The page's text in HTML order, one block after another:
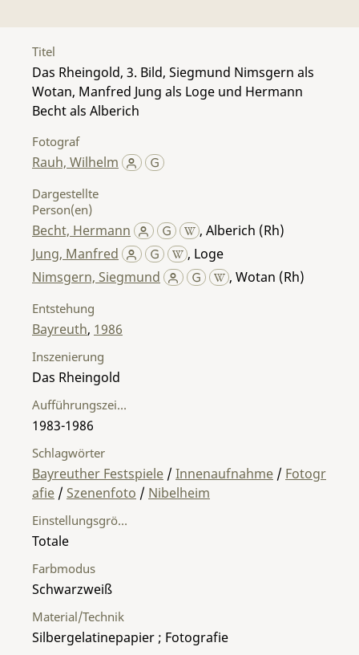
Titel
Das Rheingold, 3. Bild, Siegmund Nimsgern als
Wotan, Manfred Jung als Loge und Hermann
Becht als Alberich
Fotograf
Rauh, Wilhelm
Dargestellte
Person(en)
Becht, Hermann , Alberich (Rh)
Jung, Manfred
, Loge
Nimsgern, Siegmund
, Wotan (Rh)
Entstehung
Bayreuth, 1986
Material/Technik
Silbergelatinepapier ; Fotografie
Einstellungsgröße
Totale
Farbmodus
Schwarzweiß
Inszenierung
Das Rheingold
Aufführungszeitraum
1983-1986
Schlagwörter
Bayreuther Festspiele / Innenaufnahme / Fotogr
afie / Szenenfoto / Nibelheim